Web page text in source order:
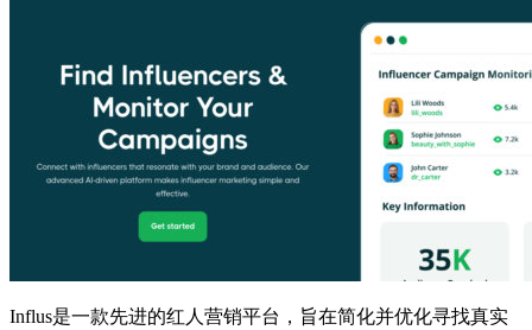
Influs是一款先进的红人营销平台，旨在简化并优化寻找真实